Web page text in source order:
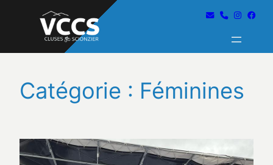
Catégorie : Féminines